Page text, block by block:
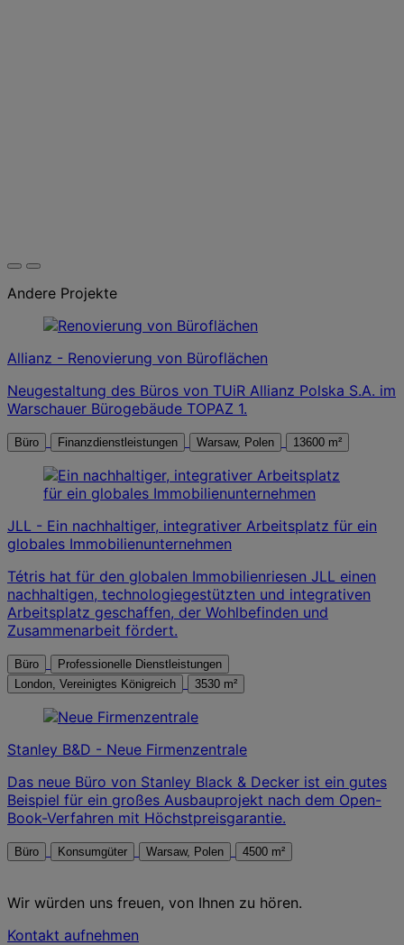
Andere Projekte
Allianz - Renovierung von Büroflächen
Neugestaltung des Büros von TUiR Allianz Polska S.A. im
Warschauer Bürogebäude TOPAZ 1.
Büro Finanzdienstleistungen Warsaw, Polen 13600 m²
JLL - Ein nachhaltiger, integrativer Arbeitsplatz für ein
globales Immobilienunternehmen
Tétris hat für den globalen Immobilienriesen JLL einen
nachhaltigen, technologiegestützten und integrativen
Arbeitsplatz geschaffen, der Wohlbefinden und
Zusammenarbeit fördert.
Büro
Professionelle Dienstleistungen
London, Vereinigtes Königreich
3530 m²
Stanley B&D - Neue Firmenzentrale
Das neue Büro von Stanley Black & Decker ist ein gutes
Beispiel für ein großes Ausbauprojekt nach dem Open-
Book-Verfahren mit Höchstpreisgarantie.
Büro Konsumgüter Warsaw, Polen 4500 m²
Wir würden uns freuen, von Ihnen zu hören.
Kontakt aufnehmen